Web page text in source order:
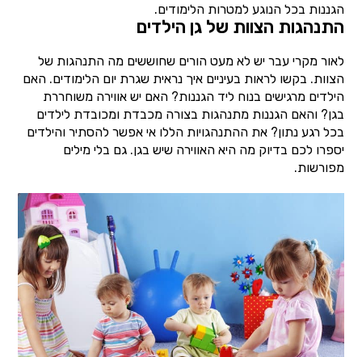
הגננות בכל הנוגע למטרות הלימודים.
התנהגות הצוות של גן הילדים
לאור מקרי עבר יש לא מעט הורים שחוששים מה התנהגות של
הצוות. בקשו לראות בעיניים איך נראית שגרת יום הלימודים. האם
הילדים מרגישים בנוח ליד הגננות? האם יש אווירה משוחררת
בגן? והאם הגננות מתנהגות בצורה מכבדת ומכובדת לילדים
בכל רגע נתון? את ההתנהגויות הללו אי אפשר להסתיר והילדים
יספרו לכם בדיוק מה היא האווירה שיש בגן. גם בלי מילים
מפורשות.